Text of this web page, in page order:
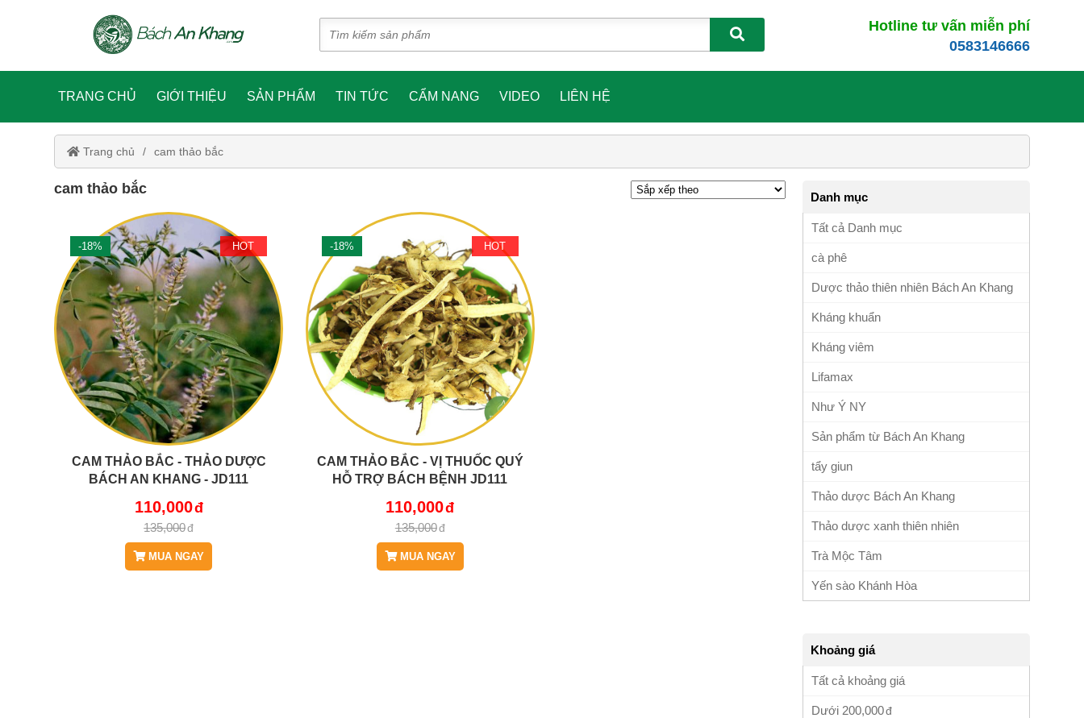
Hotline tư vấn miễn phí
0583146666
TRANG CHỦ GIỚI THIỆU SẢN PHẨM TIN TỨC CẨM NANG VIDEO LIÊN HỆ
Trang chủ cam thảo bắc
cam thảo bắc
-18% HOT
CAM THẢO BẮC - THẢO DƯỢC
BÁCH AN KHANG - JD111
110,000
135,000
MUA NGAY
-18% HOT
CAM THẢO BẮC - VỊ THUỐC QUÝ
HỖ TRỢ BÁCH BỆNH JD111
110,000
135,000
MUA NGAY
Danh mục
Tất cả Danh mục
cà phê
Dược thảo thiên nhiên Bách An Khang
Kháng khuẩn
Kháng viêm
Lifamax
Như Ý NY
Sản phẩm từ Bách An Khang
tẩy giun
Thảo dược Bách An Khang
Thảo dược xanh thiên nhiên
Trà Mộc Tâm
Yến sào Khánh Hòa
Khoảng giá
Tất cả khoảng giá
Dưới 200,000